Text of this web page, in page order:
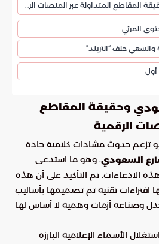
برنامج الشارع السعودي وحقيقة المقاطع المتداولة عبر المنصات الرقمية
المرئي
خلف “التريند”
أول
وحقيقة المقاطع
الرقمية
تزعم حدوث مشادات كلامية حادة
السعودي، وهو ما استدعى
الادعاءات. تم التأكيد على أن هذه
افتراءات تقنية تم تصميمها بأساليب
وصناعة أزمات وهمية لا أساس لها
الأسماء الإعلامية البارزة